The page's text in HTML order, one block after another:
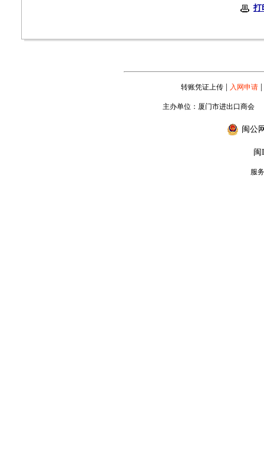
打
转账凭证上传| 入网申请|
主办单位：厦门市进出口商
闽公
闽
服